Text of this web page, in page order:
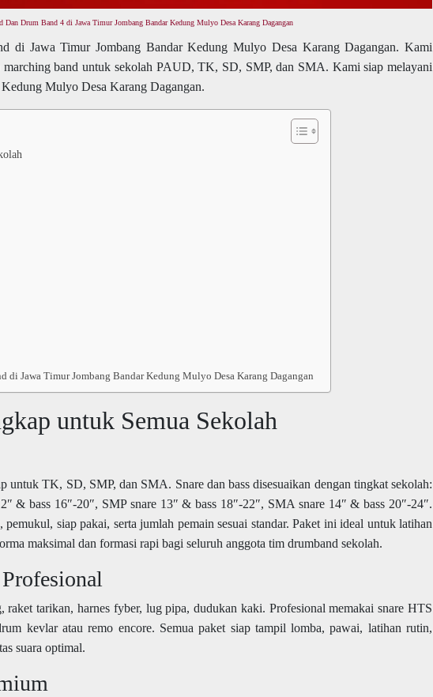
Dan Drum Band 4 di Jawa Timur Jombang Bandar Kedung Mulyo Desa Karang Dagangan
di Jawa Timur Jombang Bandar Kedung Mulyo Desa Karang Dagangan. Kami
marching band untuk sekolah PAUD, TK, SD, SMP, dan SMA. Kami siap melayani
Mulyo Desa Karang Dagangan.
di Jawa Timur Jombang Bandar Kedung Mulyo Desa Karang Dagangan
untuk Semua Sekolah
untuk TK, SD, SMP, dan SMA. Snare dan bass disesuaikan dengan tingkat sekolah:
& bass 16″-20″, SMP snare 13″ & bass 18″-22″, SMA snare 14″ & bass 20″-24″.
pemukul, siap pakai, serta jumlah pemain sesuai standar. Paket ini ideal untuk latihan
maksimal dan formasi rapi bagi seluruh anggota tim drumband sekolah.
raket tarikan, harnes fyber, lug pipa, dudukan kaki. Profesional memakai snare HTS
kevlar atau remo encore. Semua paket siap tampil lomba, pawai, latihan rutin,
suara optimal.